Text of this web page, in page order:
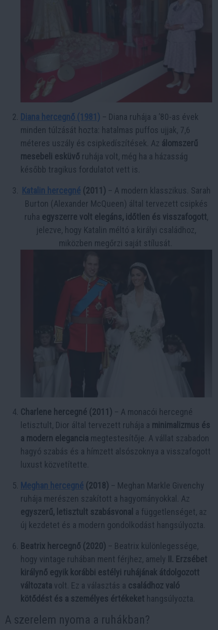
Diana hercegnő (1981) – Diana ruhája a ’80-as évek
minden túlzását hozta: hatalmas puffos ujjak, 7,6
méteres uszály és csipkedíszítések. Az álomszerű
mesebeli esküvő ruhája volt, még ha a házasság
később tragikus fordulatot vett is.
Katalin hercegné (2011) – A modern klasszikus. Sarah
Burton (Alexander McQueen) által tervezett csipkés
ruha egyszerre volt elegáns, időtlen és visszafogott,
jelezve, hogy Katalin méltó a királyi családhoz,
miközben megőrzi saját stílusát.
Charlene hercegné (2011) – A monacói hercegné
letisztult, Dior által tervezett ruhája a minimalizmus és
a modern elegancia megtestesítője. A vállat szabadon
hagyó szabás és a hímzett alsószoknya a visszafogott
luxust közvetítette.
Meghan hercegné (2018) – Meghan Markle Givenchy
ruhája merészen szakított a hagyományokkal. Az
egyszerű, letisztult szabásvonal a függetlenséget, az
új kezdetet és a modern gondolkodást hangsúlyozta.
Beatrix hercegnő (2020) – Beatrix különlegessége,
hogy vintage ruhában ment férjhez, amely
II. Erzsébet
királynő egyik korábbi estélyi ruhájának átdolgozott
változata volt. Ez a választás a családhoz való
kötődést és a személyes értékeket hangsúlyozta.
A szerelem nyoma a ruhákban?